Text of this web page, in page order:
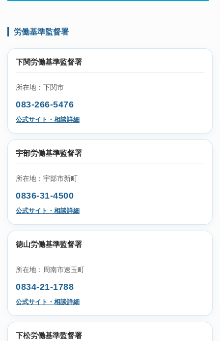
労働基準監督署
下関労働基準監督署
所在地：下関市
083-266-5476
公式サイト・相談詳細
宇部労働基準監督署
所在地：宇部市新町
0836-31-4500
公式サイト・相談詳細
徳山労働基準監督署
所在地：周南市速玉町
0834-21-1788
公式サイト・相談詳細
下松労働基準監督署